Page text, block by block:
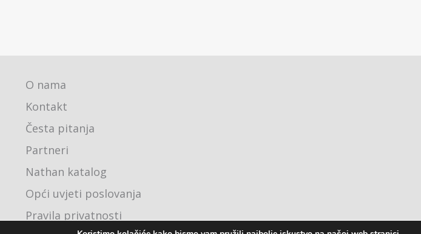
O nama
Kontakt
Česta pitanja
Partneri
Nathan katalog
Opći uvjeti poslovanja
Pravila privatnosti